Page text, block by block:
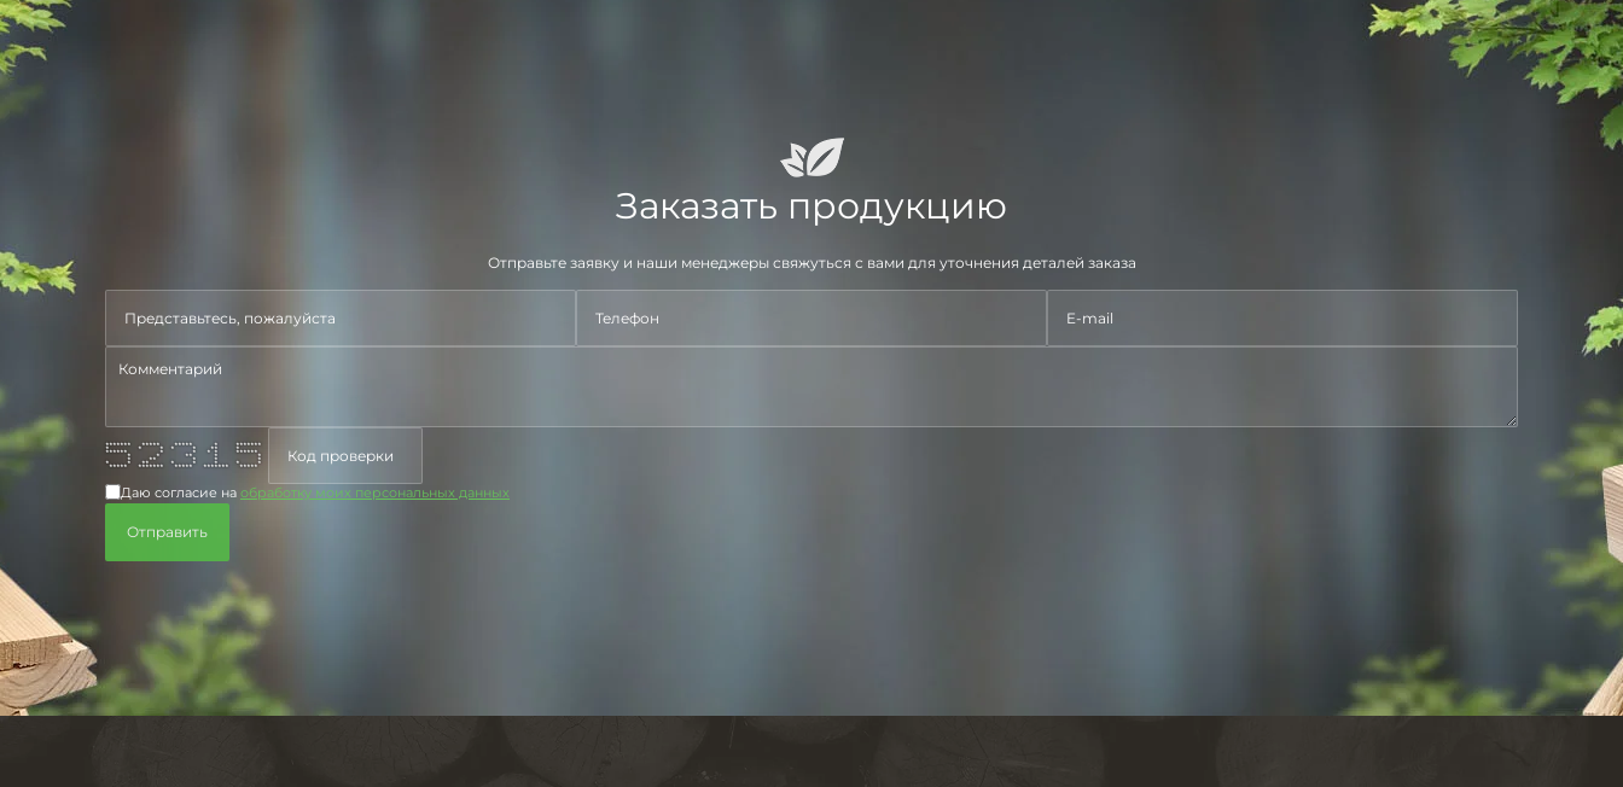
Заказать продукцию
Отправьте заявку и наши менеджеры свяжуться с вами для уточнения деталей заказа
******* ***** ***** * *******
* * * * * ** *
****** * * * * ******
* * ** * *
* ** * * *
* * ** * * * * *
***** ******* ***** ******* *****
Даю согласие на обработку моих персональных данных